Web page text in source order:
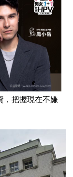
，把握現在不嫌